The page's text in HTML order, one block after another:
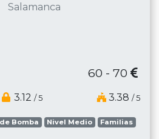
Salamanca
60 - 70
3.12 / 5 3.38 / 5
Bomba Nivel Medio Familias